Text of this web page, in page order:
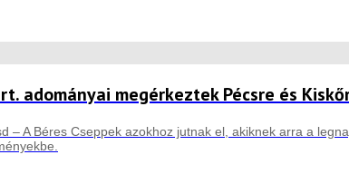
adományai megérkeztek Pécsre és
– A Béres Cseppek azokhoz jutnak el, akiknek arra a